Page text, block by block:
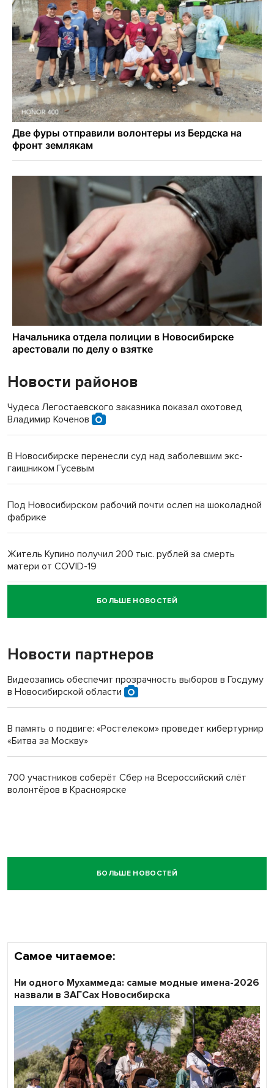
Новости районов
Чудеса Легостаевского заказника показал охотовед
Владимир Коченов
В Новосибирске перенесли суд над заболевшим экс-
гаишником Гусевым
Под Новосибирском рабочий почти ослеп на шоколадной
фабрике
Житель Купино получил 200 тыс. рублей за смерть
матери от COVID-19
Новосибирский суд наказал водителя за смерть
пенсионерки на вокзале
БОЛЬШЕ НОВОСТЕЙ
Новости партнеров
Видеозапись обеспечит прозрачность выборов в Госдуму
в Новосибирской области
В память о подвиге: «Ростелеком» проведет кибертурнир
«Битва за Москву»
700 участников соберёт Сбер на Всероссийский слёт
волонтёров в Красноярске
БОЛЬШЕ НОВОСТЕЙ
Самое читаемое:
Ни одного Мухаммеда: самые модные имена-2026
назвали в ЗАГСах Новосибирска